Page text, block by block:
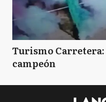
Turismo
campeón